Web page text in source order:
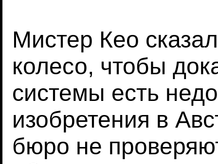
Мистер Кео
колесо, чтобы
системы есть
изобретения в
бюро не